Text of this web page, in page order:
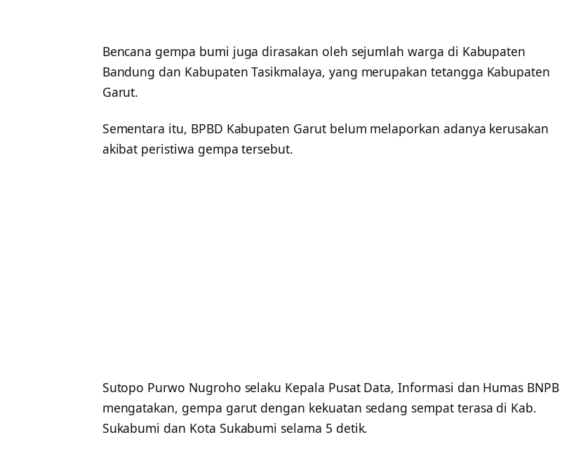
Bencana gempa bumi juga dirasakan oleh sejumlah warga di Kabupaten
Bandung dan Kabupaten Tasikmalaya, yang merupakan tetangga Kabupaten
Garut.
Sementara itu, BPBD Kabupaten Garut belum melaporkan adanya kerusakan
akibat peristiwa gempa tersebut.
Sutopo Purwo Nugroho selaku Kepala Pusat Data, Informasi dan Humas BNPB
mengatakan, gempa garut dengan kekuatan sedang sempat terasa di Kab.
Sukabumi dan Kota Sukabumi selama 5 detik.